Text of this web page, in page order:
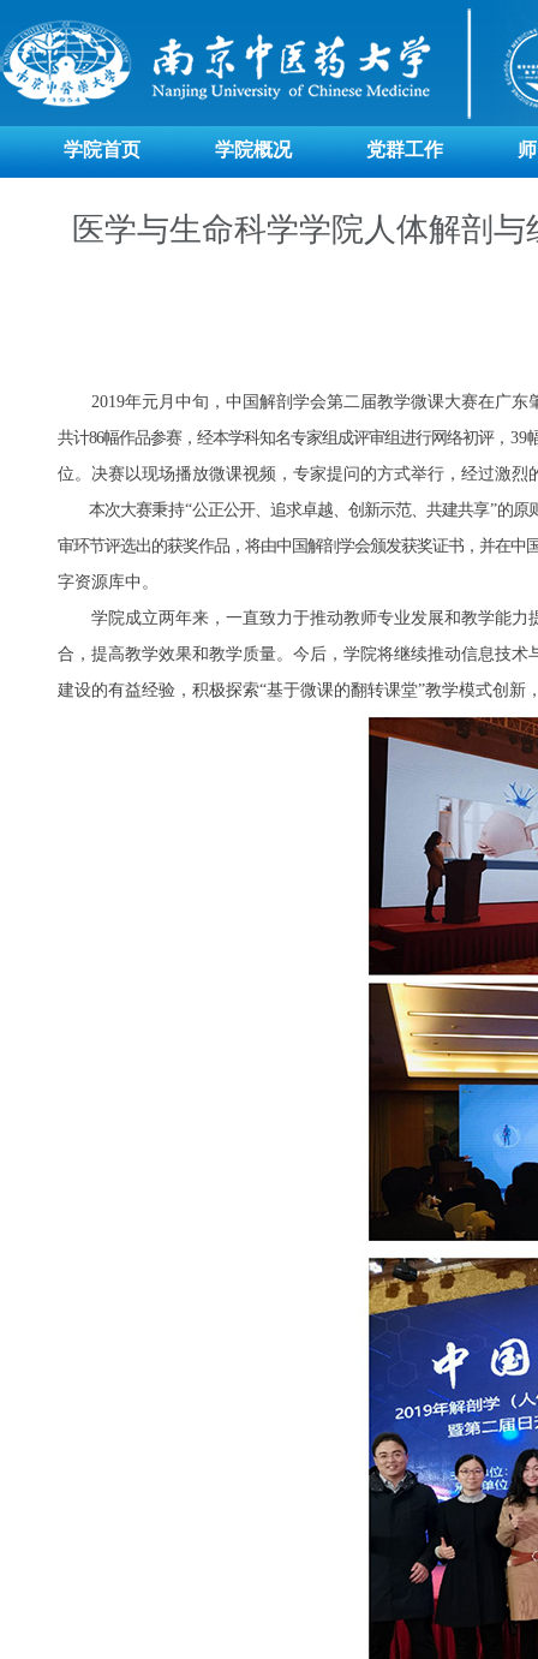
学院首页 学院概况 党群工作
医学与生命科学学院人体解剖
2019年元月中旬，中国解剖学会第二届教学微课大赛在广
共计86幅作品参赛，经本学科知名专家组成评审组进行网络初评， 39
位。决赛以现场播放微课视频，专家提问的方式举行，经过激
本次大赛秉持“公正公开、追求卓越、创新示范、共建共享”的原
审环节评选出的获奖作品，将由中国解剖学会颁发获奖证书，并在中
字资源库中。
学院成立两年来，一直致力于推动教师专业发展和教学能力
合，提高教学效果和教学质量。 今后，学院将继续推动信息技术
建设的有益经验，积极探索“基于微课的翻转课堂”教学模式创新